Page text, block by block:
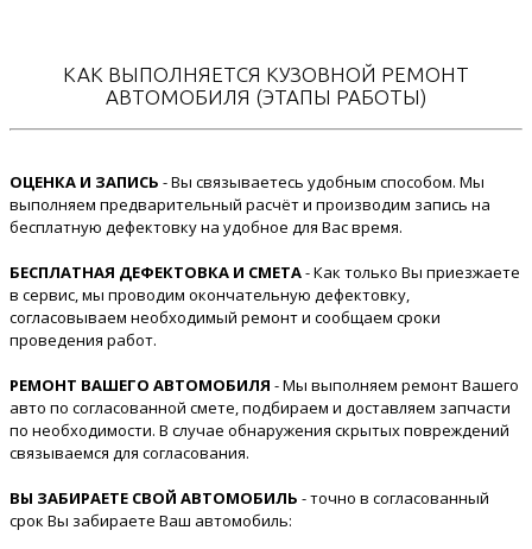
КАК ВЫПОЛНЯЕТСЯ КУЗОВНОЙ РЕМОНТ
АВТОМОБИЛЯ (ЭТАПЫ РАБОТЫ)
ОЦЕНКА И ЗАПИСЬ - Вы связываетесь удобным способом. Мы
выполняем предварительный расчёт и производим запись на
бесплатную дефектовку на удобное для Вас время.
БЕСПЛАТНАЯ ДЕФЕКТОВКА И СМЕТА- Как только Вы приезжаете
в сервис, мы проводим окончательную дефектовку,
согласовываем необходимый ремонт и сообщаем сроки
проведения работ.
РЕМОНТ ВАШЕГО АВТОМОБИЛЯ - Мы выполняем ремонт Вашего
авто по согласованной смете, подбираем и доставляем запчасти
по необходимости. В случае обнаружения скрытых повреждений
связываемся для согласования.
ВЫ ЗАБИРАЕТЕ СВОЙ АВТОМОБИЛЬ - точно в согласованный
срок Вы забираете Ваш автомобиль: